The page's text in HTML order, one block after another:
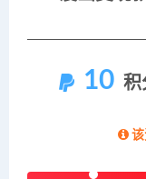
10 积
该